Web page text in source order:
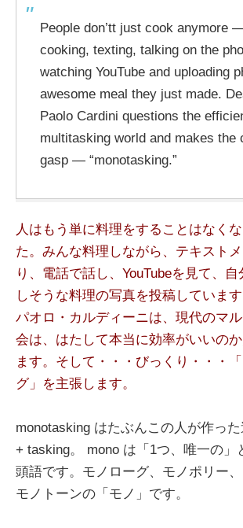
People don’tt just cook anymore
cooking, texting, talking on the
watching YouTube and uploading
awesome meal they just made.
Paolo Cardini questions the
multitasking world and makes
gasp — “monotasking.”
人はもう単に料理をすることはなく
た。みんな料理しながら、テキスト
り、電話で話し、YouTubeを見て、
しそうな料理の写真を投稿していま
パオロ・カルディーニは、現代のマ
会は、はたして本当に効率がいいの
ます。そして・・・びっくり・・・
グ」を主張します。
monotasking はたぶんこの人が作っ
+ tasking。 mono は「1つ、唯一の」
頭語です。モノローグ、モノポリー、
モノトーンの「モノ」です。